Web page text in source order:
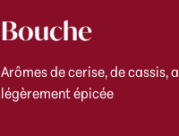
Bouche
Arômes de cerise, de cassis,
légèrement épicée